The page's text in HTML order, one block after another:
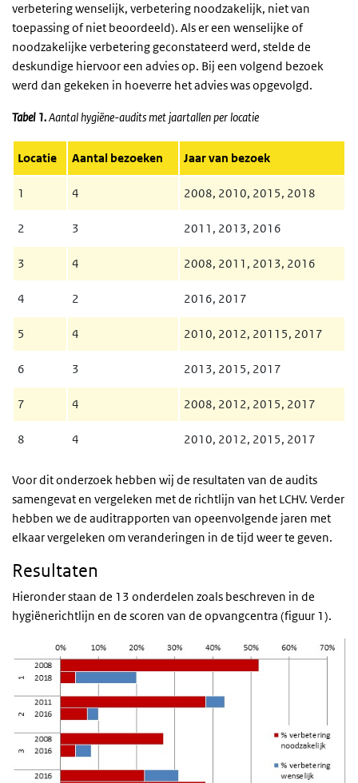
verbetering wenselijk, verbetering noodzakelijk, niet van
toepassing of niet beoordeeld). Als er een wenselijke of
noodzakelijke verbetering geconstateerd werd, stelde de
deskundige hiervoor een advies op. Bij een volgend bezoek
werd dan gekeken in hoeverre het advies was opgevolgd.
Tabel 1.Aantal hygiëne-audits met jaartallen per locatie
Locatie Aantal bezoeken Jaar van bezoek
1 4 2008, 2010, 2015, 2018
2 3 2011, 2013, 2016
3 4 2008, 2011, 2013, 2016
4 2 2016, 2017
5 4 2010, 2012, 20115, 2017
6 3 2013, 2015, 2017
7 4 2008, 2012, 2015, 2017
8 4 2010, 2012, 2015, 2017
Voor dit onderzoek hebben wij de resultaten van de audits
samengevat en vergeleken met de richtlijn van het LCHV. Verder
hebben we de auditrapporten van opeenvolgende jaren met
elkaar vergeleken om veranderingen in de tijd weer te geven.
Resultaten
Hieronder staan de 13 onderdelen zoals beschreven in de
hygiënerichtlijn en de scoren van de opvangcentra (figuur 1).